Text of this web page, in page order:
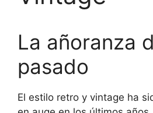
La añoranza
pasado
El estilo retro y vintage ha